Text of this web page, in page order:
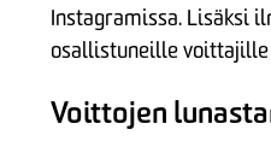
Instagramissa. Lisäksi
osallistuneille
Voittojen